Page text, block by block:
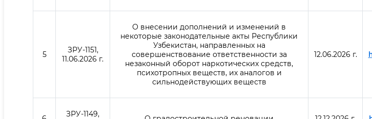
5
ЗРУ-1151,
11.06.2026 г.
О внесении дополнений и изменений в
некоторые законодательные акты Республики
Узбекистан, направленных на
совершенствование ответственности за
незаконный оборот наркотических средств,
психотропных веществ, их аналогов и
сильнодействующих веществ
12.06.2026 г.
ЗРУ-1149,